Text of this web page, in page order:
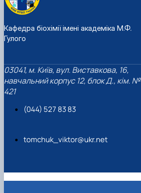
Кафедра біохімії імені академіка М.Ф.
Гулого
03041, м. Київ, вул. Виставкова, 16,
навчальний корпус 12, блок Д., кім. №
421
(044) 527 83 83
tomchuk_viktor@ukr.net